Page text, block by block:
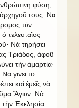
φύση,
ἀρχηγοῦ τους. Νὰ
τὸν
τελευταῖος
Νὰ τηρήσει
Τριάδος, ἀφοῦ
τὴν ἁμαρτία·
γίνει τὸ
καὶ ἐμεῖς νὰ
Ἅγιον. Νὰ
τὴν Ἐκκλησία